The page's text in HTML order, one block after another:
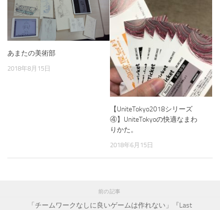
あまたの美術部
2018年8月15日
【UniteTokyo2018シリーズ
④】UniteTokyoの快適なまわ
りかた。
2018年6月15日
前の記事
「チームワークなしに良いゲームは作れない」『Last